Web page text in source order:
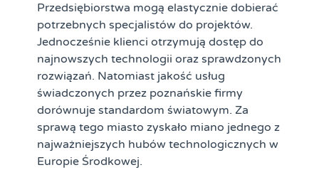
Przedsiębiorstwa mogą elastycznie dobierać
potrzebnych specjalistów do projektów.
Jednocześnie klienci otrzymują dostęp do
najnowszych technologii oraz sprawdzonych
rozwiązań. Natomiast jakość usług
świadczonych przez poznańskie firmy
dorównuje standardom światowym. Za
sprawą tego miasto zyskało miano jednego z
najważniejszych hubów technologicznych w
Europie Środkowej.